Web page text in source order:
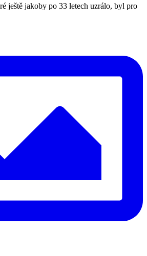
ještě jakoby po 33 letech uzrálo, byl pro